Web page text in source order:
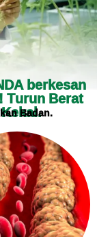
berkesan
Berat
Badan.